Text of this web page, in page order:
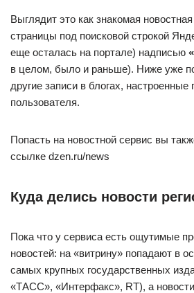
Выглядит это как знакомая
страницы под поисковой строкой
еще осталась на портале) надписью
в целом, было и раньше). Ниже уже
другие записи в блогах, настроенные
пользователя.
Попасть на новостной сервис вы
ссылке dzen.ru/news
Куда делись новости
Пока что у сервиса есть ощутимые
новостей: на «витрину» попадают в
самых крупных государственных
«ТАСС», «Интерфакс», RT), а новости